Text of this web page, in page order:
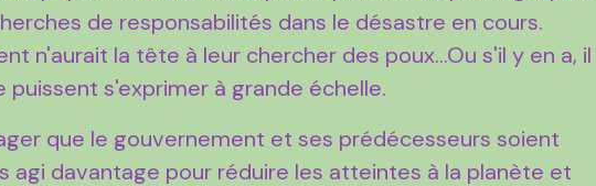
de responsabilités dans le désastre en cours.
n'aurait la tête à leur chercher des poux...Ou s'il y en a, il
s'exprimer à grande échelle.
que le gouvernement et ses prédécesseurs soient
agi davantage pour réduire les atteintes à la planète et